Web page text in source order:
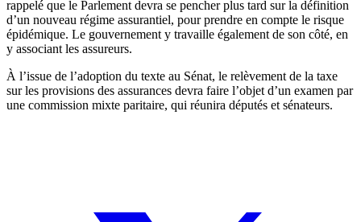
rappelé que le Parlement devra se pencher plus tard sur la définition
d’un nouveau régime assurantiel, pour prendre en compte le risque
épidémique. Le gouvernement y travaille également de son côté, en
y associant les assureurs.
À l’issue de l’adoption du texte au Sénat, le relèvement de la taxe
sur les provisions des assurances devra faire l’objet d’un examen par
une commission mixte paritaire, qui réunira députés et sénateurs.